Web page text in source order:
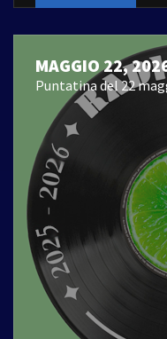
MAGGIO 22,
Puntatina del 22